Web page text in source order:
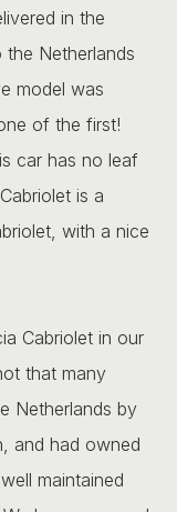
in the
the Netherlands
model was
of the first!
car has no leaf
is a
with a nice
Cabriolet in our
that many
Netherlands by
and had owned
maintained